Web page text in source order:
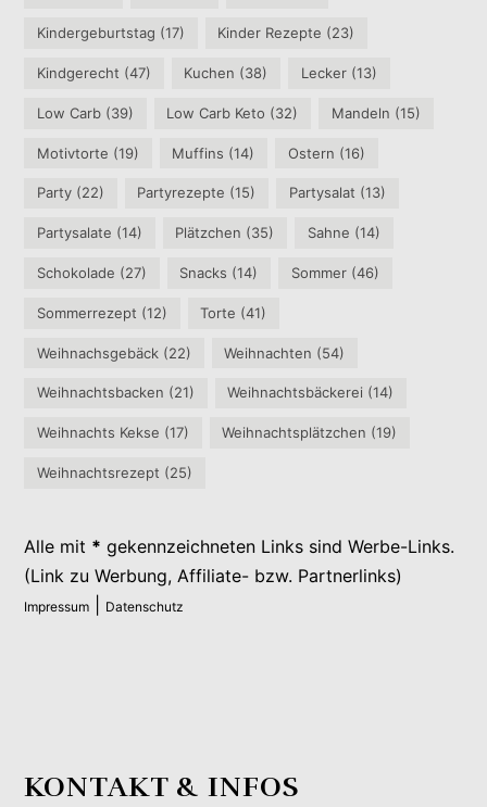
Kindergeburtstag (17) Kinder Rezepte (23)
Kindgerecht (47) Kuchen (38) Lecker(13)
Low Carb (39) Low Carb Keto (32) Mandeln (15)
Motivtorte (19) Muffins (14) Ostern (16)
Party (22) Partyrezepte (15) Partysalat (13)
Partysalate (14) Plätzchen (35) Sahne (14)
Schokolade (27) Snacks (14) Sommer(46)
Sommerrezept (12) Torte (41)
Weihnachsgebäck (22) Weihnachten (54)
Weihnachtsbacken (21) Weihnachtsbäckerei (14)
Weihnachts Kekse (17) Weihnachtsplätzchen (19)
Weihnachtsrezept (25)
Alle mit * gekennzeichneten Links sind Werbe-Links.
(Link zu Werbung, Affiliate- bzw. Partnerlinks)
Impressum Datenschutz
KONTAKT & INFOS